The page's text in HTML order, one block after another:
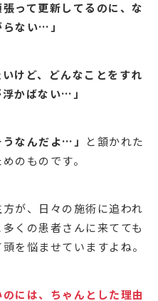
って更新してるのに、な
ない…」
けど、どんなことをすれ
かばない…」
うなんだよ…」
と頷かれた
のものです。
が、日々の施術に追われ
くの患者さんに来てても
を悩ませていますよね。
には、ちゃんとした理由